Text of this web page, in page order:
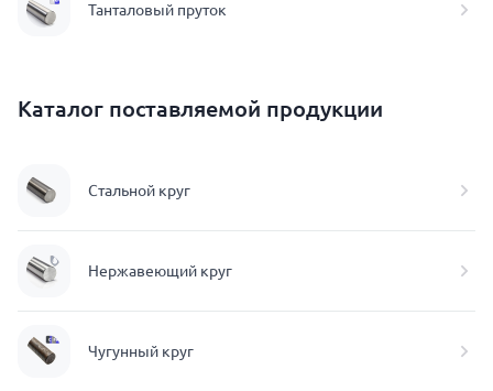
Танталовый пруток
Каталог поставляемой продукции
Стальной круг
Нержавеющий круг
Чугунный круг